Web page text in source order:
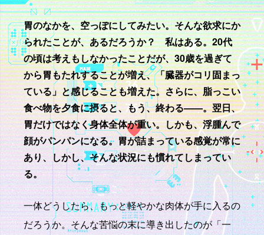
胃のなかを、空っぽにしてみたい。そんな欲求にか
られたことが、あるだろうか？ 私はある。20代
の頃は考えもしなかったことだが、30歳を過ぎて
から胃もたれすることが増え、「臓器がコリ固まっ
ている」と感じることも増えた。さらに、脂っこい
食べ物を夕食に摂ると、もう、終わる——。翌日、
胃だけではなく身体全体が重い。しかも、浮腫んで
顔がパンパンになる。胃が詰まっている感覚が常に
あり、しかし、そんな状況にも慣れてしまってい
る。
一体どうしたら、もっと軽やかな肉体が手に入るの
だろうか。そんな苦悩の末に導き出したのが「一